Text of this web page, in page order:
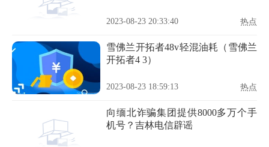
2023-08-23 20:33:40 热点
雪佛兰开拓者48v轻混油耗（雪佛兰
开拓者4 3）
2023-08-23 18:59:13 热点
向缅北诈骗集团提供8000多万个手
机号？吉林电信辟谣